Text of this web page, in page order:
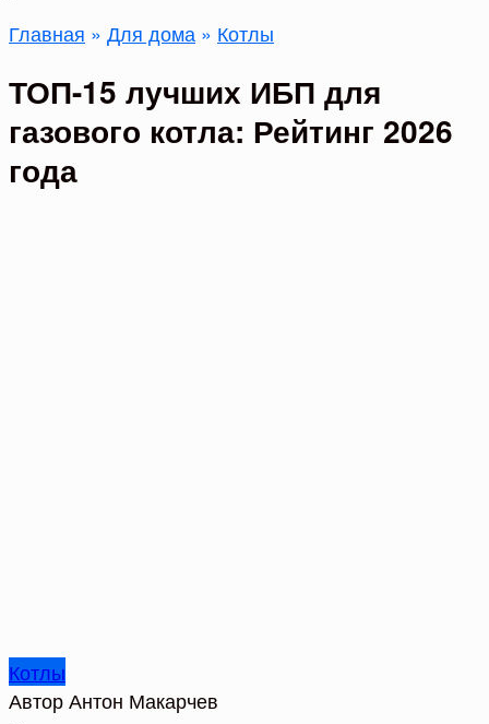
Главная » Для дома » Котлы
ТОП-15 лучших ИБП для
газового котла: Рейтинг 2026
года
Котлы
АвторАнтон Макарчев